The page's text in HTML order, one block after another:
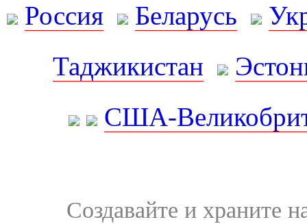
Россия Беларусь
Таджикистан
США-
Создавайте и храните